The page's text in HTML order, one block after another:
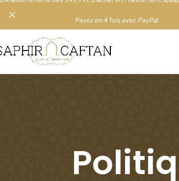
Payez en 4 fois avec PayPal